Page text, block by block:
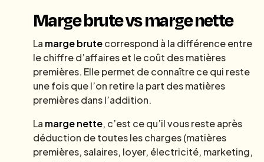
Marge brute vs marge nette
La marge brutecorrespond à la différence entre
le chiffre d’affaires et le coût des matières
premières. Elle permet de connaître ce qui reste
une fois que l’on retire la part des matières
premières dans l’addition.
La marge nette, c’est ce qu’il vous reste après
déduction de toutes les charges (matières
premières, salaires, loyer, électricité, marketing,